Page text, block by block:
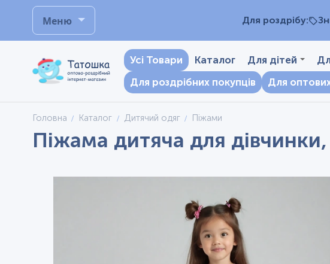
Меню Для роздрібу:
Усі Товари Каталог Для дітей
Для роздрібних покупців
Для
Головна Каталог Дитячий одяг Піжами
Піжама дитяча для